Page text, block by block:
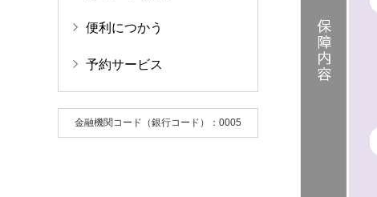
便利につかう
予約サービス
金融機関コード（銀行コード）：0005